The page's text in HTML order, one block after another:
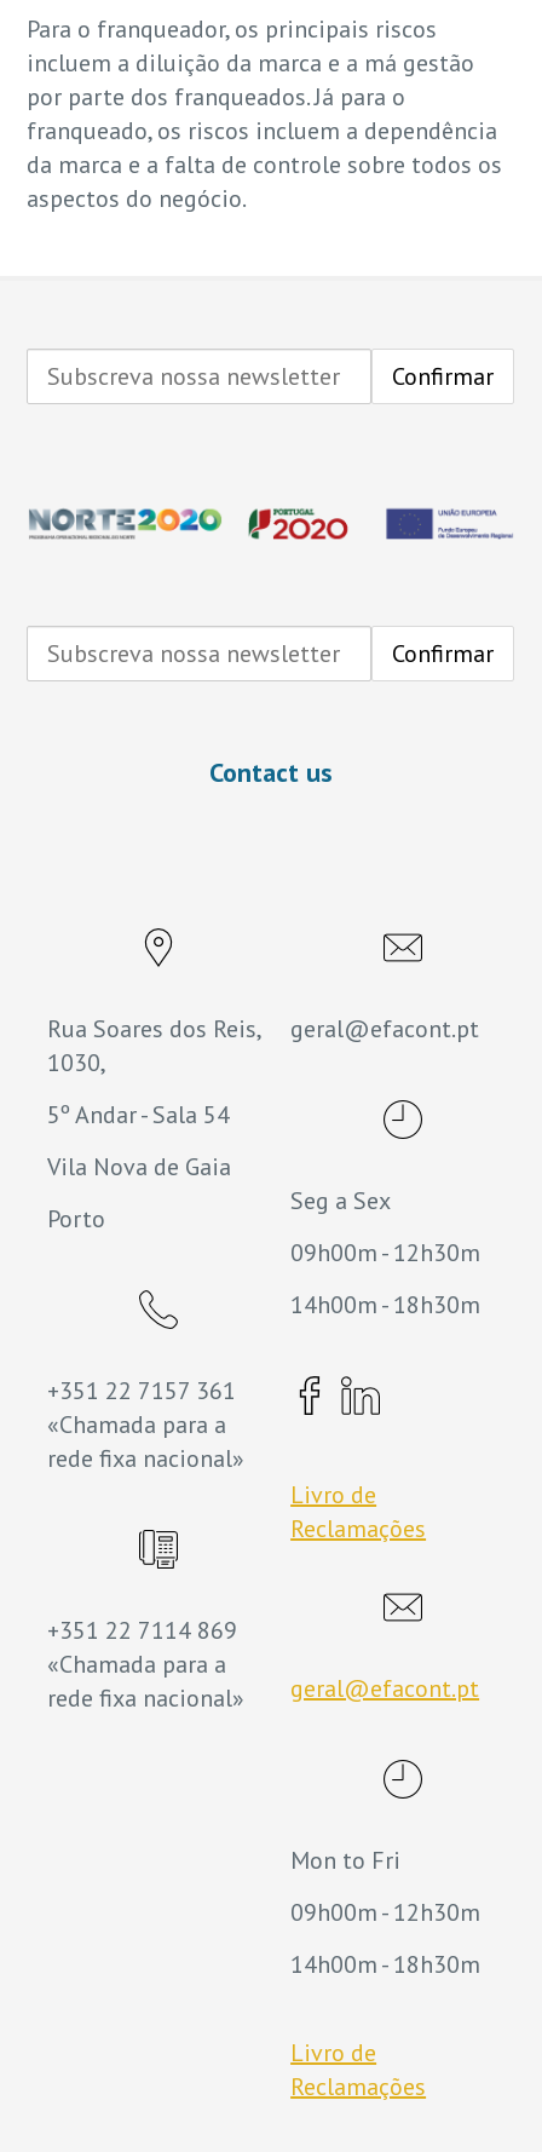
Para o franqueador, os principais riscos
incluem a diluição da marca e a má gestão
por parte dos franqueados. Já para o
franqueado, os riscos incluem a dependência
da marca e a falta de controle sobre todos os
aspectos do negócio.
Contact us
Rua Soares dos Reis,
1030,
5º Andar - Sala 54
Vila Nova de Gaia
Porto
+351 22 7157 361
«Chamada para a
rede fixa nacional»
+351 22 7114 869
«Chamada para a
rede fixa nacional»
geral@efacont.pt
Seg a Sex
09h00m - 12h30m
14h00m - 18h30m
Livro de
Reclamações
geral@efacont.pt
Mon to Fri
09h00m - 12h30m
14h00m - 18h30m
Livro de
Reclamações